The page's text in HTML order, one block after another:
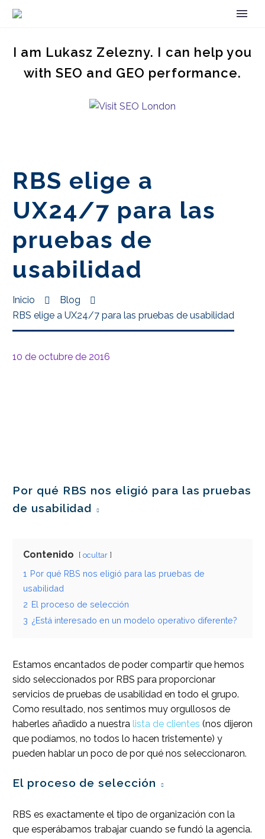
I am Lukasz Zelezny. I can help you
with SEO and GEO performance.
RBS elige a
UX24/7 para las
pruebas de
usabilidad
Inicio
Blog
RBS elige a UX24/7 para las pruebas de usabilidad
10 de octubre de 2016
Por qué RBS nos eligió para las pruebas
de usabilidad
Contenido ocultar
1 Por qué RBS nos eligió para las pruebas de
usabilidad
2 El proceso de selección
3 ¿Está interesado en un modelo operativo diferente?
Estamos encantados de poder compartir que hemos
sido seleccionados por RBS para proporcionar
servicios de pruebas de usabilidad en todo el grupo.
Como resultado, nos sentimos muy orgullosos de
haberles añadido a nuestra lista de clientes (nos dijeron
que podíamos, no todos lo hacen tristemente) y
pueden hablar un poco de por qué nos seleccionaron.
El proceso de selección
RBS es exactamente el tipo de organización con la
que esperábamos trabajar cuando se fundó la agencia.